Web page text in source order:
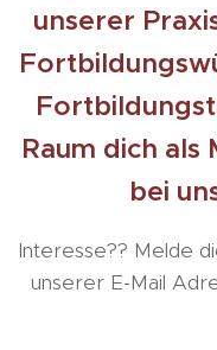
unserer
Raum dich als
bei
Interesse?? Melde
unserer E-Mail